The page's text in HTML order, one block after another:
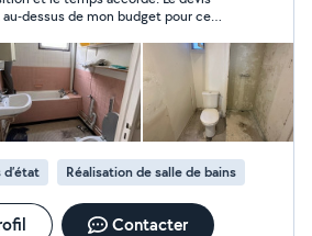
dessus de mon budget pour ce
Réalisation de salle de bains
Contacter